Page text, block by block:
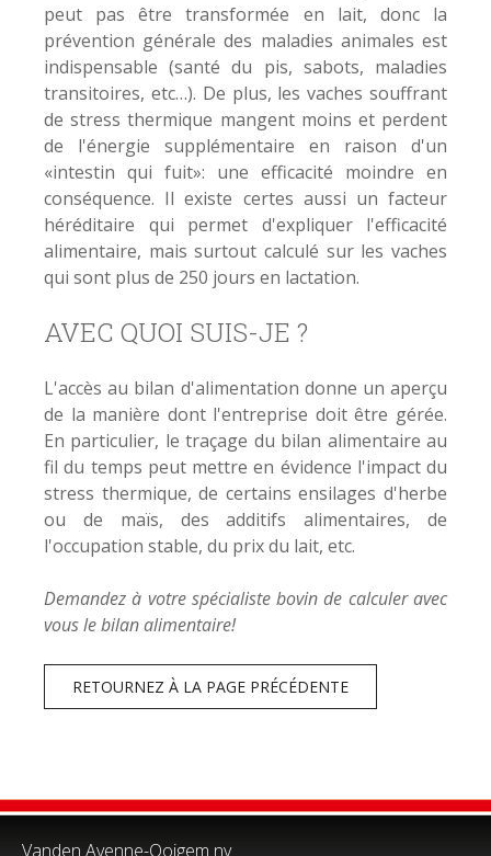
peut pas être transformée en lait, donc la
prévention générale des maladies animales est
indispensable (santé du pis, sabots, maladies
transitoires, etc…). De plus, les vaches souffrant
de stress thermique mangent moins et perdent
de l'énergie supplémentaire en raison d'un
«intestin qui fuit»: une efficacité moindre en
conséquence. Il existe certes aussi un facteur
héréditaire qui permet d'expliquer l'efficacité
alimentaire, mais surtout calculé sur les vaches
qui sont plus de 250 jours en lactation.
AVEC QUOI SUIS-JE ?
L'accès au bilan d'alimentation donne un aperçu
de la manière dont l'entreprise doit être gérée.
En particulier, le traçage du bilan alimentaire au
fil du temps peut mettre en évidence l'impact du
stress thermique, de certains ensilages d'herbe
ou de maïs, des additifs alimentaires, de
l'occupation stable, du prix du lait, etc.
Demandez à votre spécialiste bovin de calculer avec
vous le bilan alimentaire!
RETOURNEZ À LA PAGE PRÉCÉDENTE
Vanden Avenne-Ooigem nv